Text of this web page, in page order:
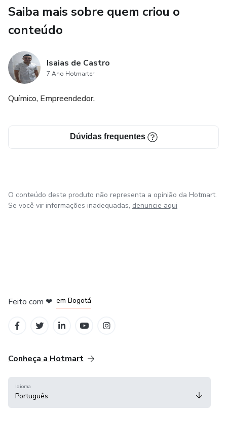
Saiba mais sobre quem criou o
conteúdo
Isaias de Castro
7 Ano Hotmarter
Químico, Empreendedor.
Dúvidas frequentes
O conteúdo deste produto não representa a opinião da Hotmart.
Se você vir informações inadequadas, denuncie aqui
Feito com ❤ em Bogotá
Conheça a Hotmart
Idioma
Português